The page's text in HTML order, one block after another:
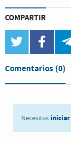
COMPARTIR
twitter
Comentarios (0)
Necesitas iniciar